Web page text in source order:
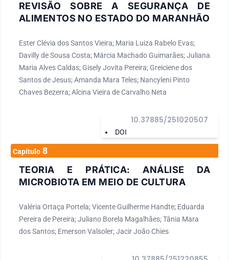
REVISÃO SOBRE A SEGURANÇA DE
ALIMENTOS NO ESTADO DO MARANHÃO
Ester Clévia dos Santos Vieira; Maria Luiza Rabelo Evas;
Davilly de Sousa Costa; Márcia Machado Guimarães; Juliana
Maria Alves Caldas; Gisely Jovita Pereira; Greiciene dos
Santos de Jesus; Amanda Mara Teles; Nancyleni Pinto
Chaves Bezerra; Alcina Vieira de Carvalho Neta
DOI
10.37885/251020507
Capítulo 8
TEORIA E PRÁTICA: ANÁLISE DA
MICROBIOTA EM MEIO DE CULTURA
Valéria Ortaça Portela; Vicente Guilherme Handte; Eduarda
Pereira de Pereira; Juliano Borela Magalhães; Tânia Mara
dos Santos; Emerson Valsoler; Jacir João Chies